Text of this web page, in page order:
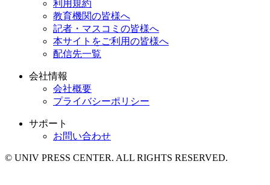
利用規約
教育機関の皆様へ
記者・マスコミの皆様へ
本サイトをご利用の皆様へ
配信先一覧
会社情報
会社概要
プライバシーポリシー
サポート
お問い合わせ
© UNIV PRESS CENTER. ALL RIGHTS RESERVED.